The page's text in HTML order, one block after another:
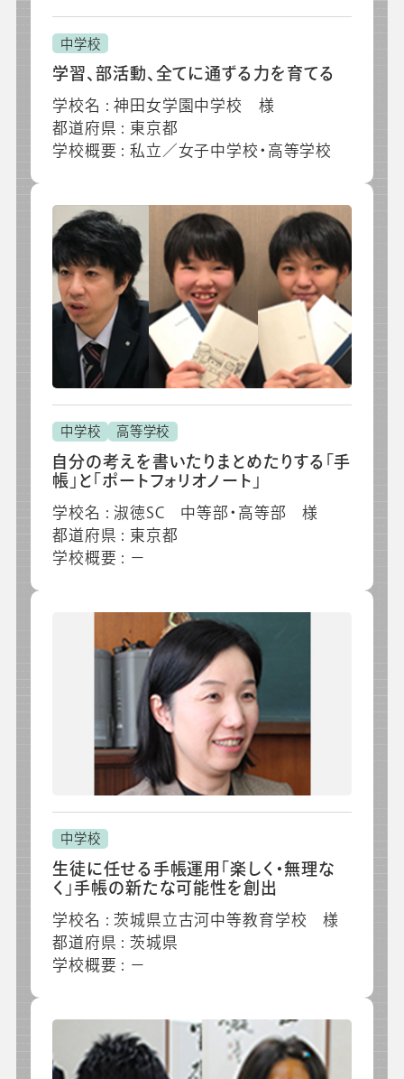
中学校
学習、部活動、全てに通ずる力を育てる
学校名 : 神田女学園中学校 様
都道府県 : 東京都
学校概要 : 私立／女子中学校・高等学校
中学校 高等学校
自分の考えを書いたりまとめたりする「手
帳」と「ポートフォリオノート」
学校名 : 淑徳SC 中等部・高等部 様
都道府県 : 東京都
学校概要 : －
中学校
生徒に任せる手帳運用「楽しく・無理な
く」手帳の新たな可能性を創出
学校名 : 茨城県立古河中等教育学校 様
都道府県 : 茨城県
学校概要 : －